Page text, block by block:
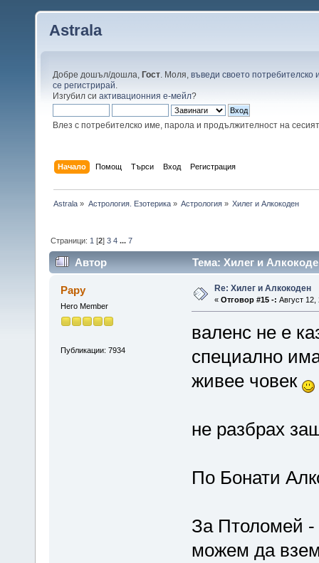
Astrala
Добре дошъл/дошла, Гост . Моля, въведи своето потребителско
се регистрирай
Изгубил си активационния е-мейл?
Влез с потребителско име, парола и продължителност на
Начало Помощ Търси Вход Регистрация
Astrala » Астрология. Езотерика» Астрология» Хилег и Алкокоден
Страници: 1 [2]3 4 ...7
Автор Тема: Хилег и
Papy
Hero Member
Публикации: 7934
Re: Хилег и Алкокоден
« Отговор #15 -: Август
валенс не е
специално
живее човек
не разбрах
По Бонати
За Птоломей -
можем да